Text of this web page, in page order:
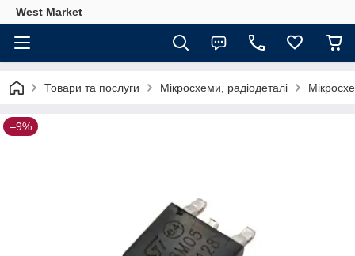
West Market
Товари та послуги Мікросхеми, радіодеталі
–9%